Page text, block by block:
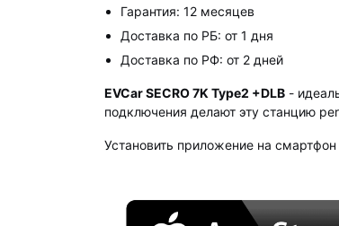
Гарантия: 12 месяцев
Доставка по РБ: от 1 дня
Доставка по РФ: от 2 дней
EVCar SECRO 7K Type2 +DLB -
подключения делают эту станцию
Установить приложение на